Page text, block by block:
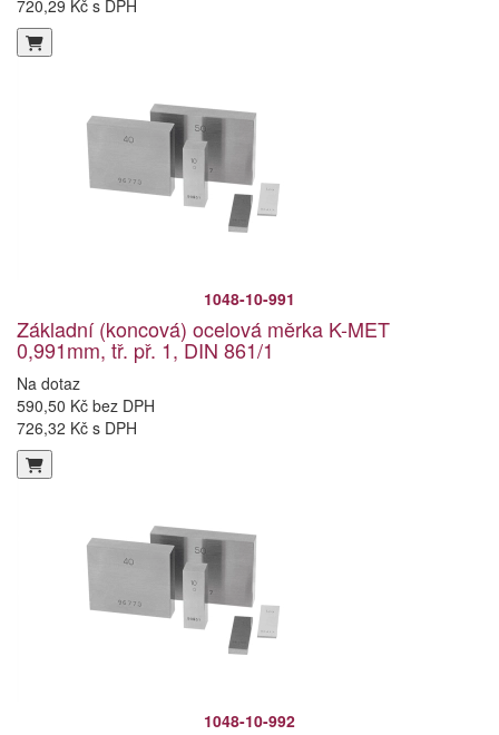
720,29 Kč s DPH
1048-10-991
Základní (koncová) ocelová měrka K-MET
0,991mm, tř. př. 1, DIN 861/1
Na dotaz
590,50 Kč bez DPH
726,32 Kč s DPH
1048-10-992